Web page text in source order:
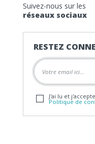
Suivez-nous sur les
réseaux sociaux
RESTEZ
J'ai lu et
Politique de